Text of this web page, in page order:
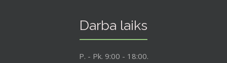
Darba laiks
P. - Pk. 9:00 - 18:00.